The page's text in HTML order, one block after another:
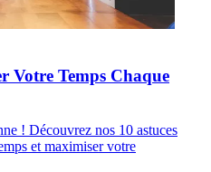
Votre Temps Chaque
! Découvrez nos 10 astuces
et maximiser votre